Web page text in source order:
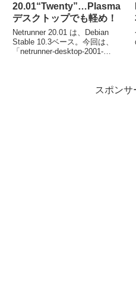
20.01“Twenty”…Plasma
デスクトップでも軽め！
Netrunner 20.01 は、Debian
Stable 10.3ベース。今回は、
「netrunner-desktop-2001-
スポンサ